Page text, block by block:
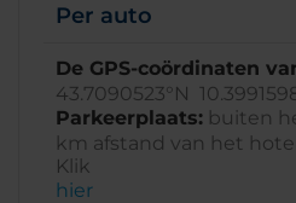
Per auto
De GPS-coördinaten
43.7090523°N
Parkeerplaats: buiten
km afstand van het
Klik
hier